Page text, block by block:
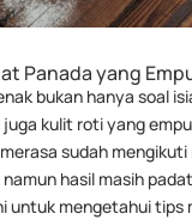
Panada yang
bukan hanya soal
kulit roti yang
sudah mengikuti
hasil masih
untuk mengetahui tips